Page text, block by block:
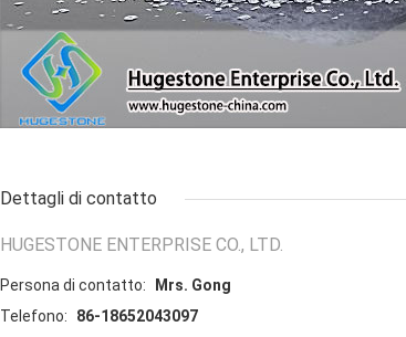
Dettagli di contatto
HUGESTONE ENTERPRISE CO., LTD.
Persona di contatto:
Mrs. Gong
Telefono:
86-18652043097